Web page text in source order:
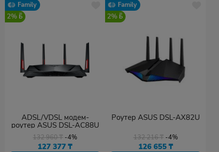
Family
2%
ADSL/VDSL модем-
роутер ASUS DSL-AC88U
132 960₸ -4%
127 377₸
Family
2%
Роутер ASUS DSL-AX82U
132 216₸ -4%
126 655 ₸